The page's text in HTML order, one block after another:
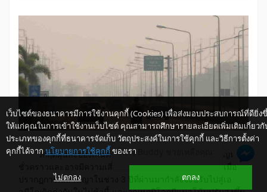
วิกฤตฝุ่นละอองเกินค่ามาตรฐาน หรือ PM2.5 ไม่ใช่ปัญหา
ชั่วคราวและอาจมีความเสี่ยงจะยิ่งแย่ลงในช่วงปีข้างหน้า เมื่อ
ปรากฏการณ์ลานีญาในช่วง 3 ปีที่ผ่านมากำลังจะปรับไปสู่เอ
เว็บไซต์ของธนาคารมีการใช้งานคุกกี้ (Cookies) เพื่อส่งมอบประสบการณ์ที่ดียิ่ง
ให้แก่คุณในการเข้าใช้งานเว็บไซต์ คุณสามารถศึกษารายละเอียดเพิ่มเติมเกี่ยวกั
ประเภทของคุกกี้ที่ธนาคารจัดเก็บ วัตถุประสงค์ในการใช้คุกกี้ และวิธีการตั้งค่า
คุกกี้ได้จาก นโยบายการใช้คุกกี้ของเรา
ไม่ตกลง ตกลง
ให้ K-Buddy ช่วยเหลือคุณ